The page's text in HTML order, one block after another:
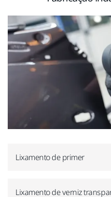
Lixamento de primer
Lixamento de verniz